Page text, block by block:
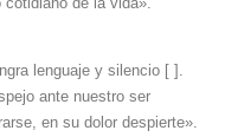
lenguaje y silencio [ ].
ante nuestro ser
en su dolor despierte».